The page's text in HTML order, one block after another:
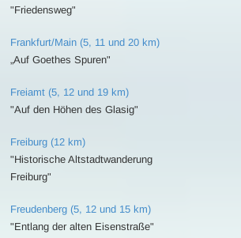
"Friedensweg"
Frankfurt/Main (5, 11 und 20 km)
„Auf Goethes Spuren"
Freiamt (5, 12 und 19 km)
"Auf den Höhen des Glasig"
Freiburg (12 km)
"Historische Altstadtwanderung
Freiburg"
Freudenberg (5, 12 und 15 km)
"Entlang der alten Eisenstraße"